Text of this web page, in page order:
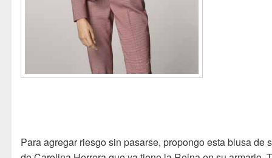
Para agregar riesgo sin pasarse, propongo esta blusa de